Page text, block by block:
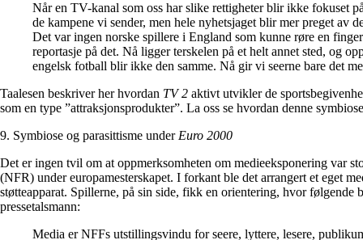
Når en TV-kanal som oss har slike rettigheter blir ikke fokuset
de kampene vi sender, men hele nyhetsjaget blir mer preget av
Det var ingen norske spillere i England som kunne røre en
reportasje på det. Nå ligger terskelen på et helt annet sted, og
engelsk fotball blir ikke den samme. Nå gir vi seerne bare det
Taalesen beskriver her hvordan TV 2 aktivt utvikler de
som en type ”attraksjonsprodukter”. La oss se hvordan denne
9. Symbiose og parasittisme under Euro 2000
Det er ingen tvil om at oppmerksomheten om medieeksponering var
(NFR) under europamesterskapet. I forkant ble det arrangert et eget
støtteapparat. Spillerne, på sin side, fikk en orientering, hvor følgende
pressetalsmann:
Media er NFFs utstillingsvindu for seere, lyttere, lesere,